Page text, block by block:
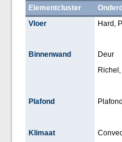
Elementcluster
Vloer
Hard,
Binnenwand Deur
Plafond
Klimaat